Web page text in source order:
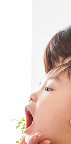
交通費
診療時間